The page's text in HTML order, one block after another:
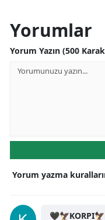
Yorumlar
Yorum Yazın (500
Yorum yazma